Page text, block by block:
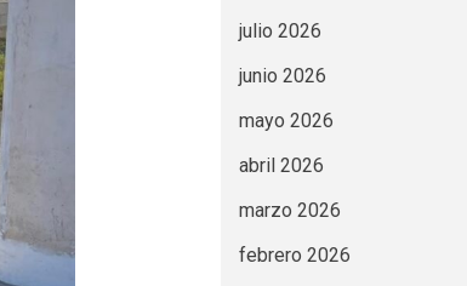
julio 2026
junio 2026
mayo 2026
abril 2026
marzo 2026
febrero 2026